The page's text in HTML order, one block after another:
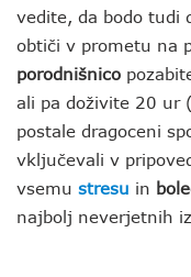
vedite, da bodo tudi
obtiči v prometu na
porodnišnico
ali pa doživite 20 ur
postale dragoceni
vključevali v
vsemu stresu in
najbolj neverjetnih